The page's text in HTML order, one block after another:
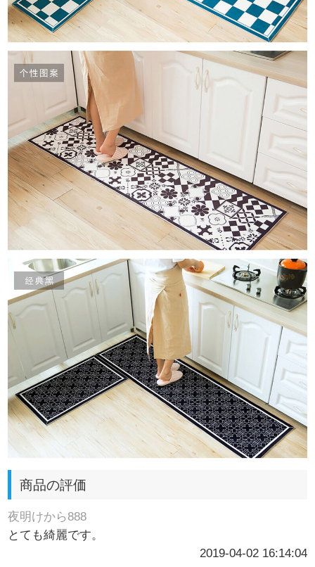
商品の評価
夜明けから888
とても綺麗です。
2019-04-02 16:14:04